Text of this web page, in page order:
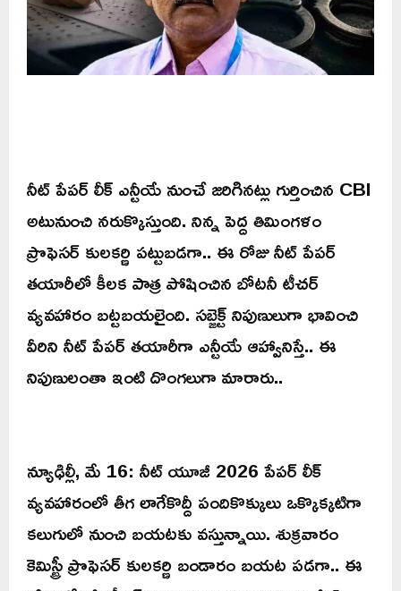
నీట్ పేపర్ లీక్ ఎన్టీయే నుంచే జరిగినట్లు గుర్తించిన CBI
అటునుంచి నరుక్కొస్తుంది. నిన్న పెద్ద తిమింగళం
ప్రొఫెసర్ కులకర్ణి పట్టుబడగా.. ఈ రోజు నీట్ పేపర్
తయారీలో కీలక పాత్ర పోషించిన బోటనీ టీచర్
వ్యవహారం బట్టబయలైంది. సబ్జెక్ట్ నిపుణులుగా భావించి
వీరిని నీట్ పేపర్ తయారీగా ఎన్టీయే ఆహ్వానిస్తే.. ఈ
నిపుణులంతా ఇంటి దొంగలుగా మారారు..
న్యూఢిల్లీ, మే 16: నీట్ యూజీ 2026 పేపర్‌ లీక్‌
వ్యవహారంలో తీగ లాగేకొద్దీ పందికొక్కులు ఒక్కొక్కటిగా
కలుగులో నుంచి బయటకు వస్తున్నాయి. శుక్రవారం
కెమిస్ట్రీ ప్రొఫెసర్‌ కులకర్ణి బండారం బయట పడగా.. ఈ